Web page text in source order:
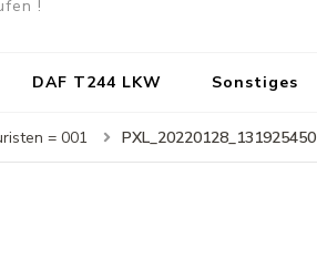
!
DAF T244 LKW Sonstiges
= 001 PXL_20220128_131925450